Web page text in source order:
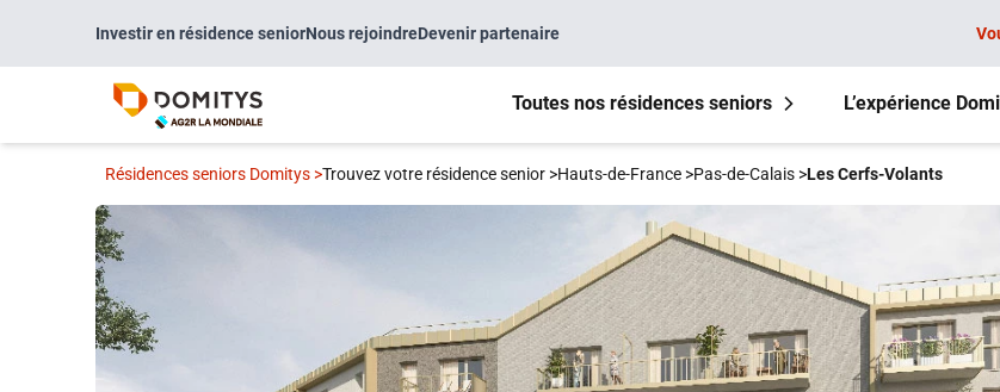
Investir en résidence seniorNous rejoindreDevenir partenaire
Toutes nos résidences seniors L’expérience
Résidences seniors Domitys >Trouvez votre résidence senior >Hauts-de-France >Pas-de-Calais >Les Cerfs-Volants